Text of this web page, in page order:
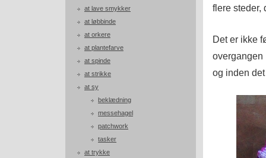
at lave smykker
at løbbinde
at orkere
at plantefarve
at spinde
at strikke
at sy
beklædning
messehagel
patchwork
tasker
at trykke
flere steder,
Det er ikke
overgangen
og inden